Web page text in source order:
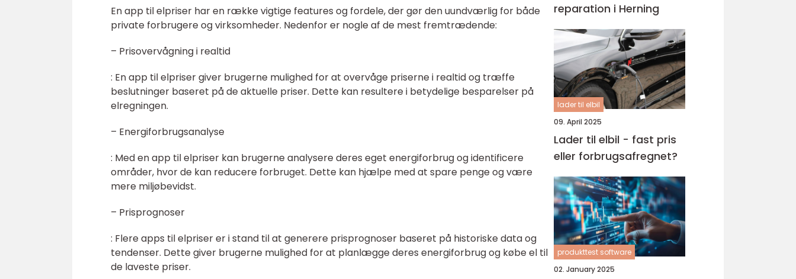
En app til elpriser har en række vigtige features og fordele, der gør den uundværlig for både
private forbrugere og virksomheder. Nedenfor er nogle af de mest fremtrædende:
– Prisovervågning i realtid
: En app til elpriser giver brugerne mulighed for at overvåge priserne i realtid og træffe
beslutninger baseret på de aktuelle priser. Dette kan resultere i betydelige besparelser på
elregningen.
– Energiforbrugsanalyse
: Med en app til elpriser kan brugerne analysere deres eget energiforbrug og identificere
områder, hvor de kan reducere forbruget. Dette kan hjælpe med at spare penge og være
mere miljøbevidst.
– Prisprognoser
: Flere apps til elpriser er i stand til at generere prisprognoser baseret på historiske data og
tendenser. Dette giver brugerne mulighed for at planlægge deres energiforbrug og købe el til
de laveste priser.
reparation i Herning
lader til elbil
09. April 2025
Lader til elbil - fast pris
eller forbrugsafregnet?
produkttest software
02. January 2025